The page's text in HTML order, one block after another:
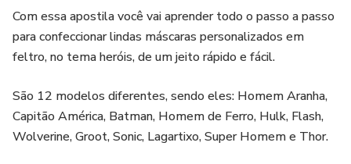
Com essa apostila você vai aprender todo o passo a passo
para confeccionar lindas máscaras personalizados em
feltro, no tema heróis, de um jeito rápido e fácil.
São 12 modelos diferentes, sendo eles: Homem Aranha,
Capitão América, Batman, Homem de Ferro, Hulk, Flash,
Wolverine, Groot, Sonic, Lagartixo, Super Homem e Thor.